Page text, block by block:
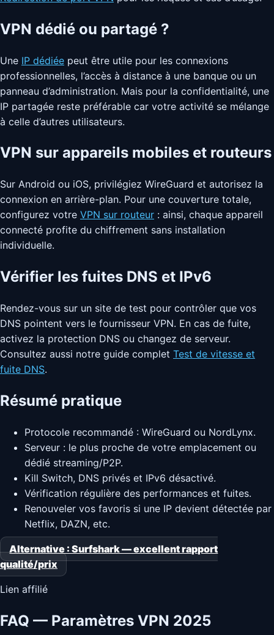
VPN dédié ou partagé ?
Une IP dédiée peut être utile pour les connexions
professionnelles, l’accès à distance à une banque ou un
panneau d’administration. Mais pour la confidentialité, une
IP partagée reste préférable car votre activité se mélange
à celle d’autres utilisateurs.
VPN sur appareils mobiles et routeurs
Sur Android ou iOS, privilégiez WireGuard et autorisez la
connexion en arrière-plan. Pour une couverture totale,
configurez votre VPN sur routeur : ainsi, chaque appareil
connecté profite du chiffrement sans installation
individuelle.
Vérifier les fuites DNS et IPv6
Rendez-vous sur un site de test pour contrôler que vos
DNS pointent vers le fournisseur VPN. En cas de fuite,
activez la protection DNS ou changez de serveur.
Consultez aussi notre guide complet Test de vitesse et
fuite DNS.
Résumé pratique
Protocole recommandé : WireGuard ou NordLynx.
Serveur : le plus proche de votre emplacement ou
dédié streaming/P2P.
Kill Switch, DNS privés et IPv6 désactivé.
Vérification régulière des performances et fuites.
Renouveler vos favoris si une IP devient détectée par
Netflix, DAZN, etc.
Alternative : Surfshark — excellent rapport
qualité/prix
Lien affilié
FAQ — Paramètres VPN 2025